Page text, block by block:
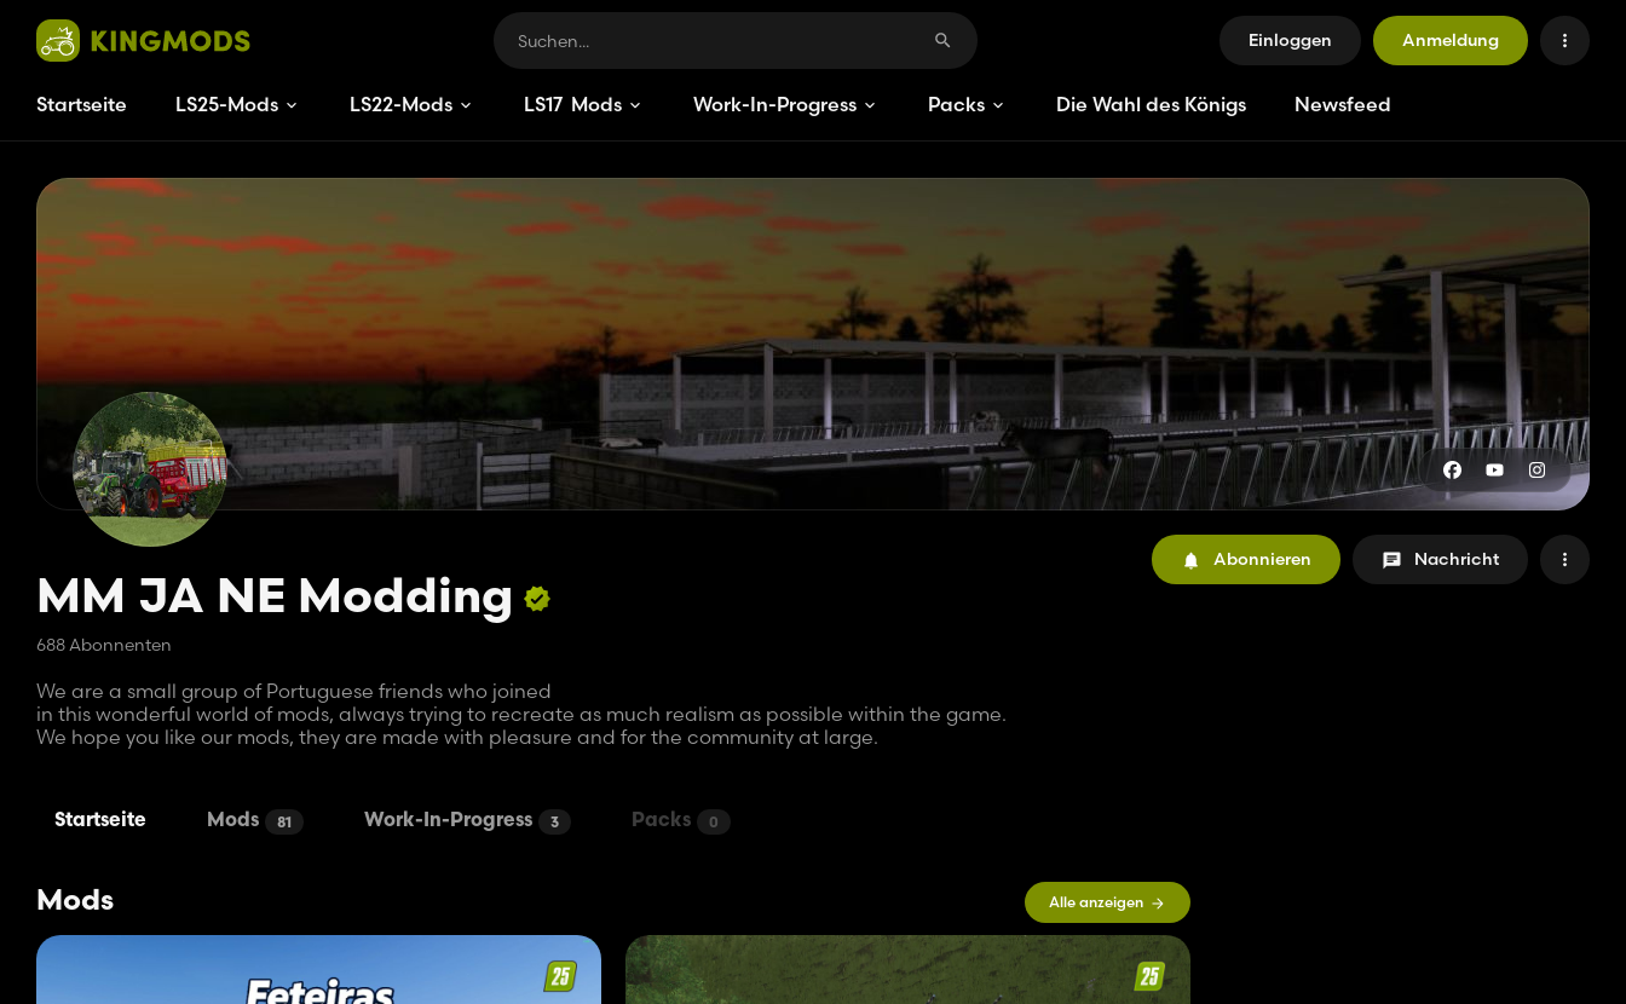
Einloggen Anmeldung
Startseite LS25-Mods LS22-Mods LS17 Mods Work-In-Progress Packs Die Wahl des Königs Newsfeed
MM JA NE Modding
688 Abonnenten
We are a small group of Portuguese friends who joined
in this wonderful world of mods, always trying to recreate as much realism as possible within the game.
We hope you like our mods, they are made with pleasure and for the community at large.
Abonnieren Nachricht
Startseite Mods 81 Work-In-Progress 3 Packs 0
Mods Alle anzeigen